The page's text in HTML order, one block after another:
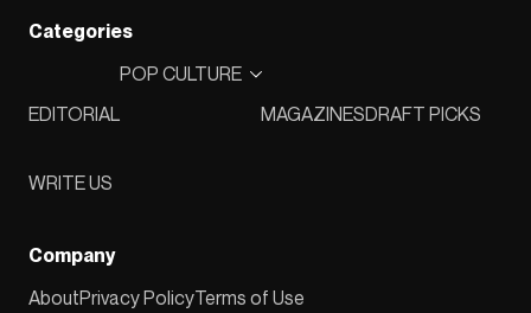
Categories
EDITORIAL
POP CULTURE
MAGAZINESDRAFT PICKS
WRITE US
Company
AboutPrivacy PolicyTerms of Use